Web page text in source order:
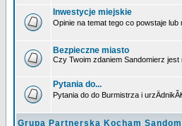
Inwestycje miejskie
Opinie na temat tego co powstaje lub
Bezpieczne miasto
Czy Twoim zdaniem Sandomierz jest
Pytania do...
Pytania do do Burmistrza i
Grupa Partnerska Kocham